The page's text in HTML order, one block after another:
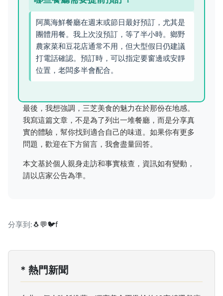
阿萬海鮮餐廳在週末或節日最好預訂，尤其是
團體用餐。我上次沒預訂，等了半小時。鄉野
農家菜和豆花店通常不用，但大型假日仍建議
打電話確認。預訂時，可以指定要窗邊或安靜
位置，老闆多半會配合。
最後，我想強調，三芝美食的魅力在於那份在地感。
我寫這篇文章，不是為了列出一堆餐廳，而是分享真
實的體驗，幫你找到適合自己的味道。如果你有更多
問題，歡迎在下方留言，我會盡量回答。
本文基於個人親身走訪和事實核查，資訊如有變動，
請以店家公告為準。
分享到:🐧💬🐦f
* 熱門新聞